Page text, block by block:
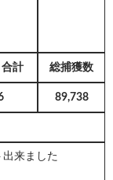
計 総捕獲数
89,738
来ました